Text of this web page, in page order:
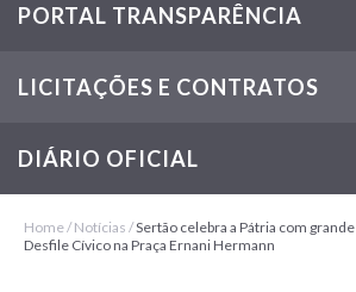
Servidor
Empreendedor
PORTAL TRANSPARÊNCIA
LICITAÇÕES E CONTRATOS
DIÁRIO OFICIAL
Home/Notícias /Sertão celebra a Pátria com grande
Desfile Cívico na Praça Ernani Hermann